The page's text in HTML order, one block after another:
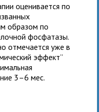
оценивается по
образом по
фосфатазы.
отмечается уже в
эффект”
3–6 мес.